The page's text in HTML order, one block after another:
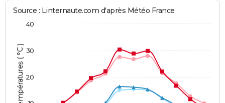
Températures ( °C )
Source : Linternaute.com d'après Météo France
20
30
40